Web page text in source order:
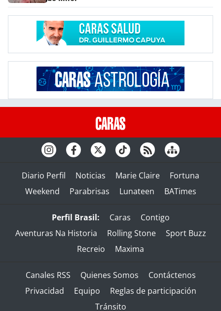
Diario Perfil Noticias Marie Claire
Fortuna
Weekend
Parabrisas Lunateen BATimes
Perfil Brasil: Caras
Contigo
Aventuras Na Historia
Rolling Stone
Sport Buzz
Recreio
Maxima
Canales RSS Quienes Somos
Contáctenos
Privacidad
Equipo
Reglas de participación
Tránsito